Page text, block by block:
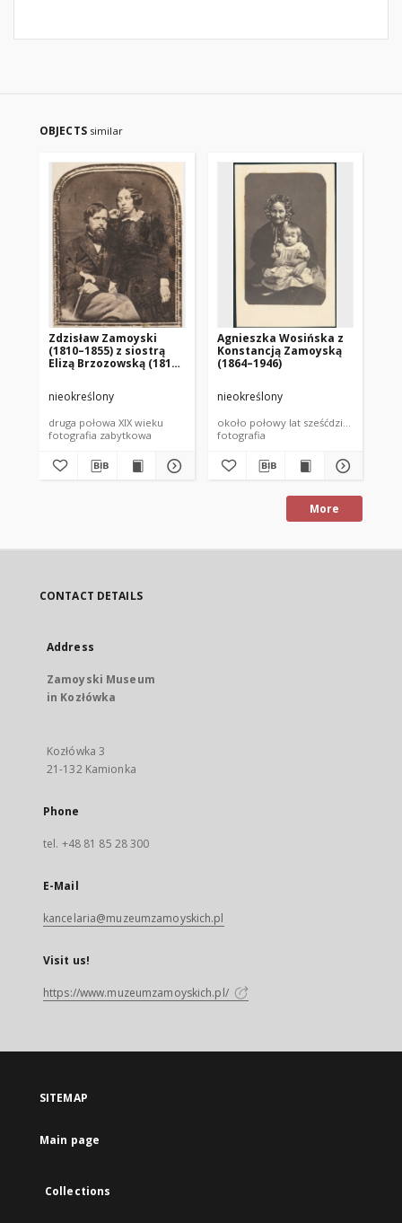
OBJECTS similar
Zdzisław Zamoyski
(1810–1855) z siostrą
Elizą Brzozowską (1818–
nieokreślony
druga połowa XIX wieku
fotografia zabytkowa
Agnieszka Wosińska z
Konstancją Zamoyską
(1864–1946)
nieokreślony
około połowy lat sześćdziesiątych
fotografia
More
CONTACT DETAILS
Address
Zamoyski Museum
in Kozłówka
Kozłówka 3
21-132 Kamionka
Phone
tel. +48 81 85 28 300
E-Mail
kancelaria@muzeumzamoyskich.pl
Visit us!
https://www.muzeumzamoyskich.pl/
SITEMAP
Main page
Collections